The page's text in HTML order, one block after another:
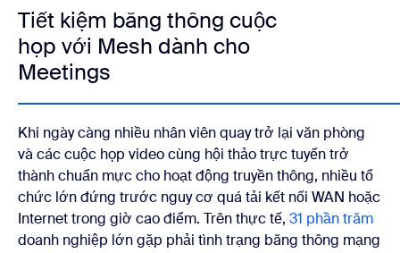
Tiết kiệm băng thông cuộc
họp với Mesh dành cho
Meetings
Khi ngày càng nhiều nhân viên quay trở lại văn phòng
và các cuộc họp video cùng hội thảo trực tuyến trở
thành chuẩn mực cho hoạt động truyền thông, nhiều tổ
chức lớn đứng trước nguy cơ quá tải kết nối WAN hoặc
Internet trong giờ cao điểm. Trên thực tế, 31 phần trăm
doanh nghiệp lớn gặp phải tình trạng băng thông mạng